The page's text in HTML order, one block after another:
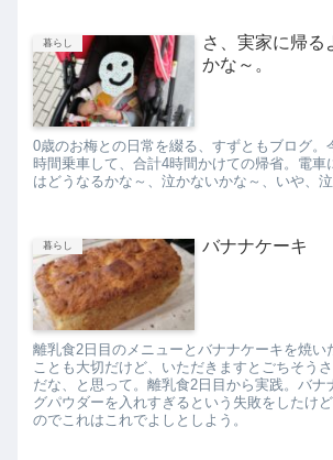
暮らし
さ、実家に帰る
かな～。
0歳のお梅との日常を綴る、すずともブログ。
時間乗車して、合計4時間かけての帰省。電車
はどうなるかな～、泣かないかな～、いや、泣
暮らし バナナケーキ
離乳食2日目のメニューとバナナケーキを焼い
ことも大切だけど、いただきますとごちそう
だな、と思って。離乳食2日目から実践。バナ
グパウダーを入れすぎるという失敗をしたけ
のでこれはこれでよしとしよう。